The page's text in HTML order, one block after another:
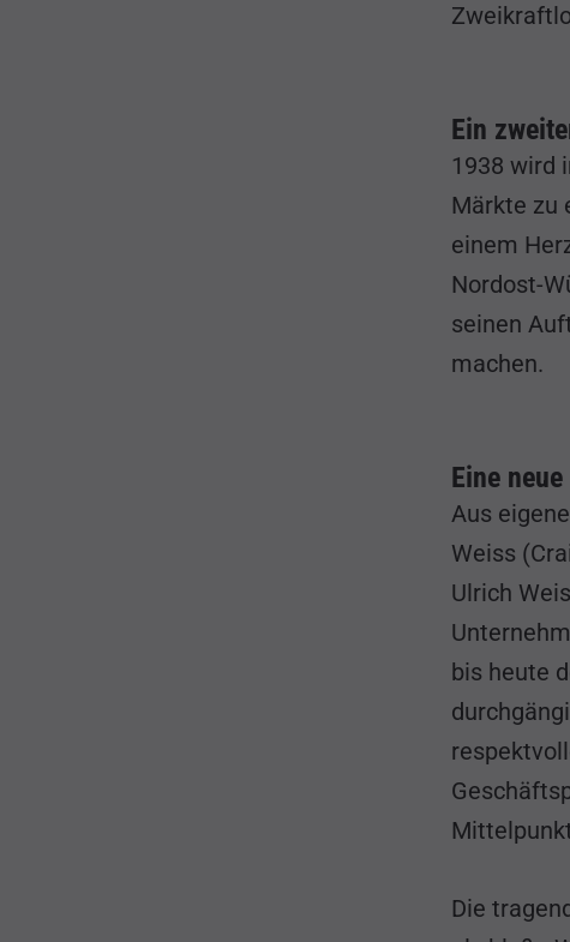
Ein
1938 wird
Märkte zu
einem
Nordost-
seinen
machen.
Eine
Aus
Weiss
Ulrich
bis heute
Die